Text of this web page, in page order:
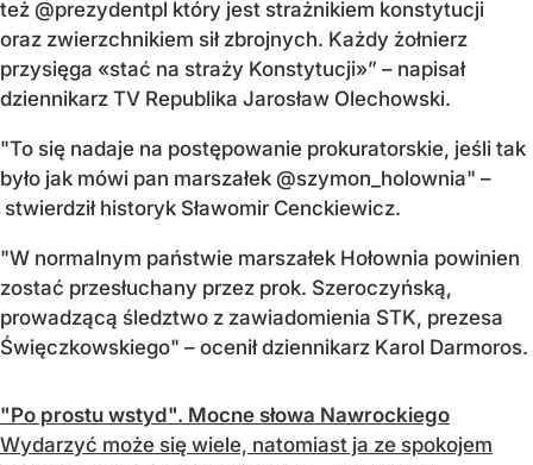
też @prezydentpl który jest strażnikiem konstytucji
oraz zwierzchnikiem sił zbrojnych. Każdy żołnierz
przysięga «stać na straży Konstytucji»” – napisał
dziennikarz TV Republika Jarosław Olechowski.
"To się nadaje na postępowanie prokuratorskie, jeśli tak
było jak mówi pan marszałek @szymon_holownia" –
stwierdził historyk Sławomir Cenckiewicz.
"W normalnym państwie marszałek Hołownia powinien
zostać przesłuchany przez prok. Szeroczyńską,
prowadzącą śledztwo z zawiadomienia STK, prezesa
Święczkowskiego" – ocenił dziennikarz Karol Darmoros.
"Po prostu wstyd". Mocne słowa Nawrockiego
Wydarzyć może się wiele, natomiast ja ze spokojem